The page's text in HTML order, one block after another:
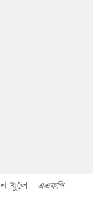
খুলে এএফপি